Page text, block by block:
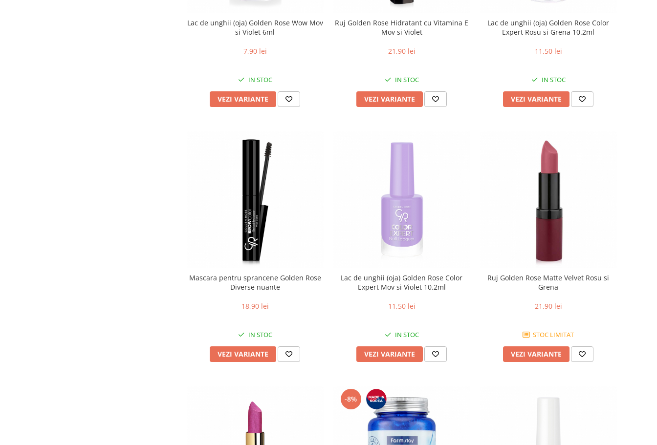
Lac de unghii (oja) Golden Rose Wow Mov
si Violet 6ml
7,90 lei
IN STOC
VEZI VARIANTE
Ruj Golden Rose Hidratant cu Vitamina E
Mov si Violet
21,90 lei
IN STOC
VEZI VARIANTE
Lac de unghii (oja) Golden Rose Color
Expert Rosu si Grena 10.2ml
11,50 lei
IN STOC
VEZI VARIANTE
Mascara pentru sprancene Golden Rose
Diverse nuante
18,90 lei
IN STOC
VEZI VARIANTE
Lac de unghii (oja) Golden Rose Color
Expert Mov si Violet 10.2ml
11,50 lei
IN STOC
VEZI VARIANTE
Ruj Golden Rose Matte Velvet Rosu si
Grena
21,90 lei
STOC LIMITAT
VEZI VARIANTE
-8%